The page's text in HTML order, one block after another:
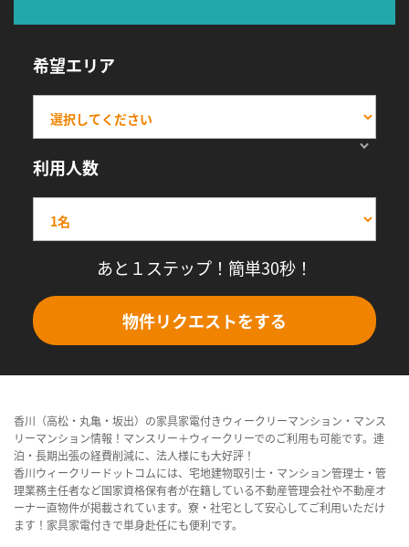
希望エリア
利用人数
あと１ステップ！簡単30秒！
物件リクエストをする
香川（高松・丸亀・坂出）の家具家電付きウィークリーマンション・マンス
リーマンション情報！マンスリー＋ウィークリーでのご利用も可能です。連
泊・長期出張の経費削減に、法人様にも大好評！
香川ウィークリードットコムには、宅地建物取引士・マンション管理士・管
理業務主任者など国家資格保有者が在籍している不動産管理会社や不動産オ
ーナー直物件が掲載されています。寮・社宅として安心してご利用いただけ
ます！家具家電付きで単身赴任にも便利です。